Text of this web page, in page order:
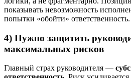
показывать невозможность
попытки «обойти» ответственность.
4) Нужно защитить
максимальных рисков
Главный страх руководителя —